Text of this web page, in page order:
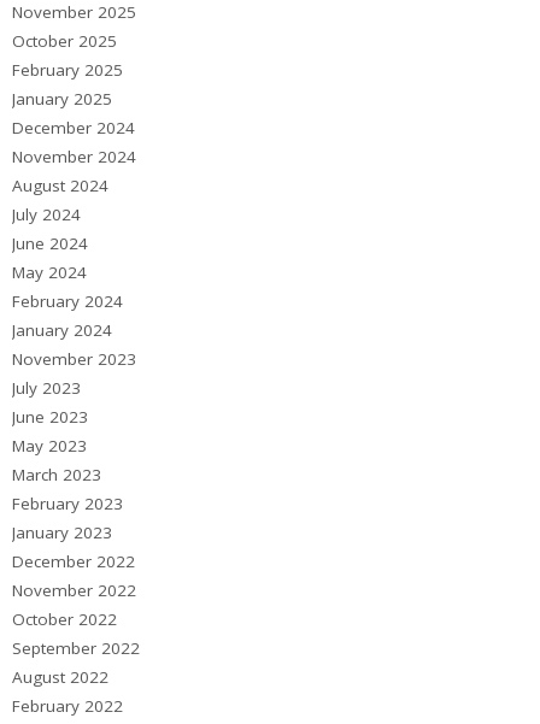
November 2025
October 2025
February 2025
January 2025
December 2024
November 2024
August 2024
July 2024
June 2024
May 2024
February 2024
January 2024
November 2023
July 2023
June 2023
May 2023
March 2023
February 2023
January 2023
December 2022
November 2022
October 2022
September 2022
August 2022
February 2022